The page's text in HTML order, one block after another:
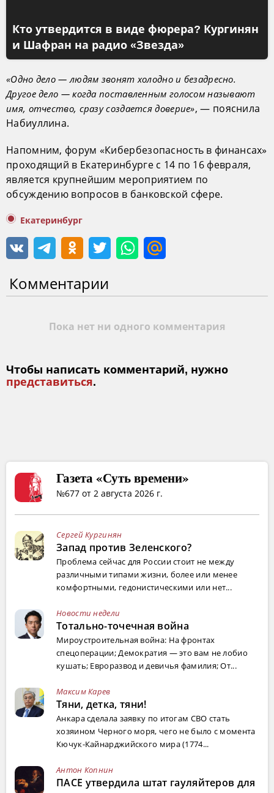
Кто утвердится в виде фюрера? Кургинян
и Шафран на радио «Звезда»
«Одно дело — людям звонят холодно и безадресно.
Другое дело — когда поставленным голосом называют
имя, отчество, сразу создается доверие», — пояснила
Набиуллина.
Напомним, форум «Кибербезопасность в финансах»
проходящий в Екатеринбурге с 14 по 16 февраля,
является крупнейшим мероприятием по
обсуждению вопросов в банковской сфере.
Екатеринбург
Комментарии
Пока нет ни одного комментария
Чтобы написать комментарий, нужно
представиться.
Газета «Суть времени»
№677 от 2 августа 2026 г.
Сергей Кургинян
Запад против Зеленского?
Проблема сейчас для России стоит не между
различными типами жизни, более или менее
комфортными, гедонистическими или нет...
Новости недели
Тотально-точечная война
Мироустроительная война: На фронтах
спецоперации; Демократия — это вам не лобио
кушать; Евроразвод и девичья фамилия; От...
Максим Карев
Тяни, детка, тяни!
Анкара сделала заявку по итогам СВО стать
хозяином Черного моря, чего не было с момента
Кючук-Кайнарджийского мира (1774...
Антон Копнин
ПАСЕ утвердила штат гауляйтеров для